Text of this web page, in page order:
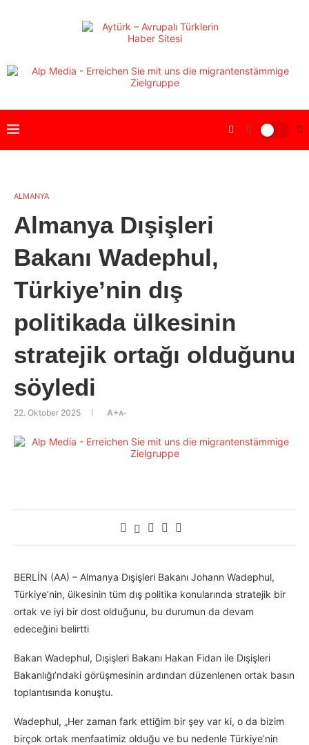
ALMANYA
Almanya Dışişleri
Bakanı Wadephul,
Türkiye’nin dış
politikada ülkesinin
stratejik ortağı olduğunu
söyledi
22. Oktober 2025 A+A-
BERLİN (AA) – Almanya Dışişleri Bakanı Johann Wadephul,
Türkiye’nin, ülkesinin tüm dış politika konularında stratejik bir
ortak ve iyi bir dost olduğunu, bu durumun da devam
edeceğini belirtti
Bakan Wadephul, Dışişleri Bakanı Hakan Fidan ile Dışişleri
Bakanlığı’ndaki görüşmesinin ardından düzenlenen ortak basın
toplantısında konuştu.
Wadephul, „Her zaman fark ettiğim bir şey var ki, o da bizim
birçok ortak menfaatimiz olduğu ve bu nedenle Türkiye’nin